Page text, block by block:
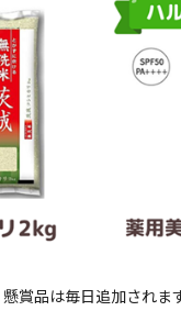
懸賞品は毎日追加されま